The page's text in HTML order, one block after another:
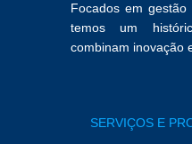
Focados em gestão
temos um
combinam inovação
SERVIÇOS E